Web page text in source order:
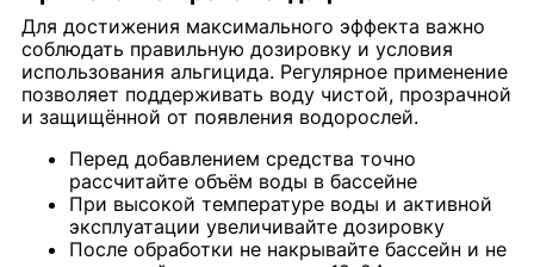
Для достижения максимального эффекта важно
соблюдать правильную дозировку и условия
использования альгицида. Регулярное применение
позволяет поддерживать воду чистой, прозрачной
и защищённой от появления водорослей.
Перед добавлением средства точно
рассчитайте объём воды в бассейне
При высокой температуре воды и активной
эксплуатации увеличивайте дозировку
После обработки не накрывайте бассейн и не